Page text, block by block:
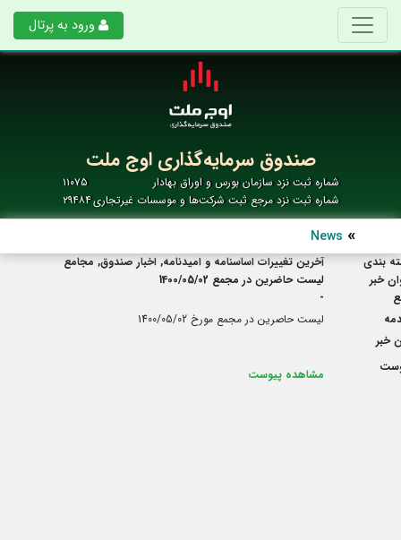
ورود به پرتال
صندوق سرمایه‌گذاری اوج ملت
شماره ثبت نزد سازمان بورس و اوراق بهادار
۱۱۰۷۵
شماره ثبت نزد مرجع ثبت شرکت‌ها و موسسات غیرتجاری۲۹۴۸۴
News
بندی
آخرین تغییرات اساسنامه و امیدنامه, اخبار صندوق, مجامع
خبر
لیست حاضرین در مجمع 1400/05/02
-
لیست حاصرین در مجمع مورخ 1400/05/02
خبر
مشاهده پیوست